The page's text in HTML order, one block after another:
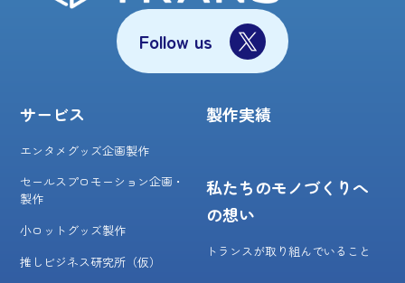
Follow us
サービス
エンタメグッズ企画製作
セールスプロモーション企画・
製作
小ロットグッズ製作
推しビジネス研究所（仮）
製作実績
私たちのモノづくりへ
の想い
トランスが取り組んでいること